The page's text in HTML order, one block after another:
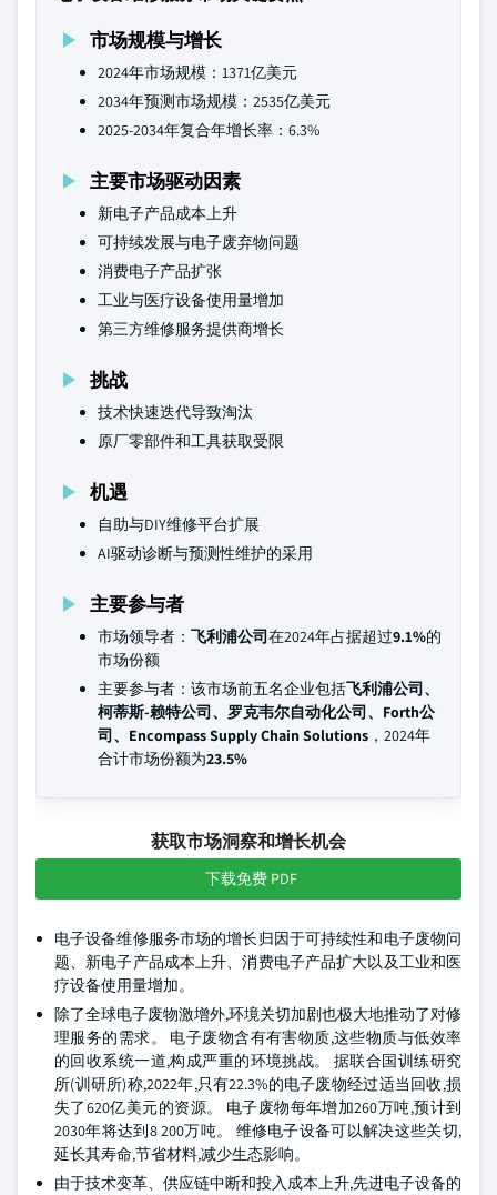
市场规模与增长
2024年市场规模：1371亿美元
2034年预测市场规模：2535亿美元
2025-2034年复合年增长率：6.3%
主要市场驱动因素
新电子产品成本上升
可持续发展与电子废弃物问题
消费电子产品扩张
工业与医疗设备使用量增加
第三方维修服务提供商增长
挑战
技术快速迭代导致淘汰
原厂零部件和工具获取受限
机遇
自助与DIY维修平台扩展
AI驱动诊断与预测性维护的采用
主要参与者
市场领导者： 飞利浦公司在2024年占据超过9.1%的
市场份额
主要参与者：该市场前五名企业包括飞利浦公司、
柯蒂斯-赖特公司、罗克韦尔自动化公司、Forth公
司、Encompass Supply Chain Solutions ，2024年
合计市场份额为23.5%
获取市场洞察和增长机会
下载免费 PDF
电子设备维修服务市场的增长归因于可持续性和电子废物问
题、新电子产品成本上升、消费电子产品扩大以及工业和医
疗设备使用量增加。
除了全球电子废物激增外,环境关切加剧也极大地推动了对修
理服务的需求。 电子废物含有有害物质,这些物质与低效率
的回收系统一道,构成严重的环境挑战。 据联合国训练研究
所(训研所)称,2022年,只有22.3%的电子废物经过适当回收,损
失了620亿美元的资源。 电子废物每年增加260万吨,预计到
2030年将达到8 200万吨。 维修电子设备可以解决这些关切,
延长其寿命,节省材料,减少生态影响。
由于技术变革、供应链中断和投入成本上升,先进电子设备的